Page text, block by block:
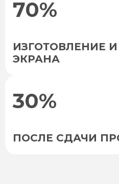
70%
ИЗГОТОВЛЕНИЕ
ЭКРАНА
30%
ПОСЛЕ СДАЧИ